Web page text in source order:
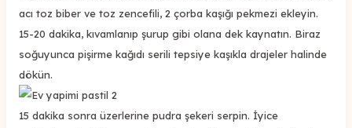
acı toz biber ve toz zencefili, 2 çorba kaşığı pekmezi ekleyin.
15-20 dakika, kıvamlanıp şurup gibi olana dek kaynatın. Biraz
soğuyunca pişirme kağıdı serili tepsiye kaşıkla drajeler halinde
dökün.
15 dakika sonra üzerlerine pudra şekeri serpin. İyice